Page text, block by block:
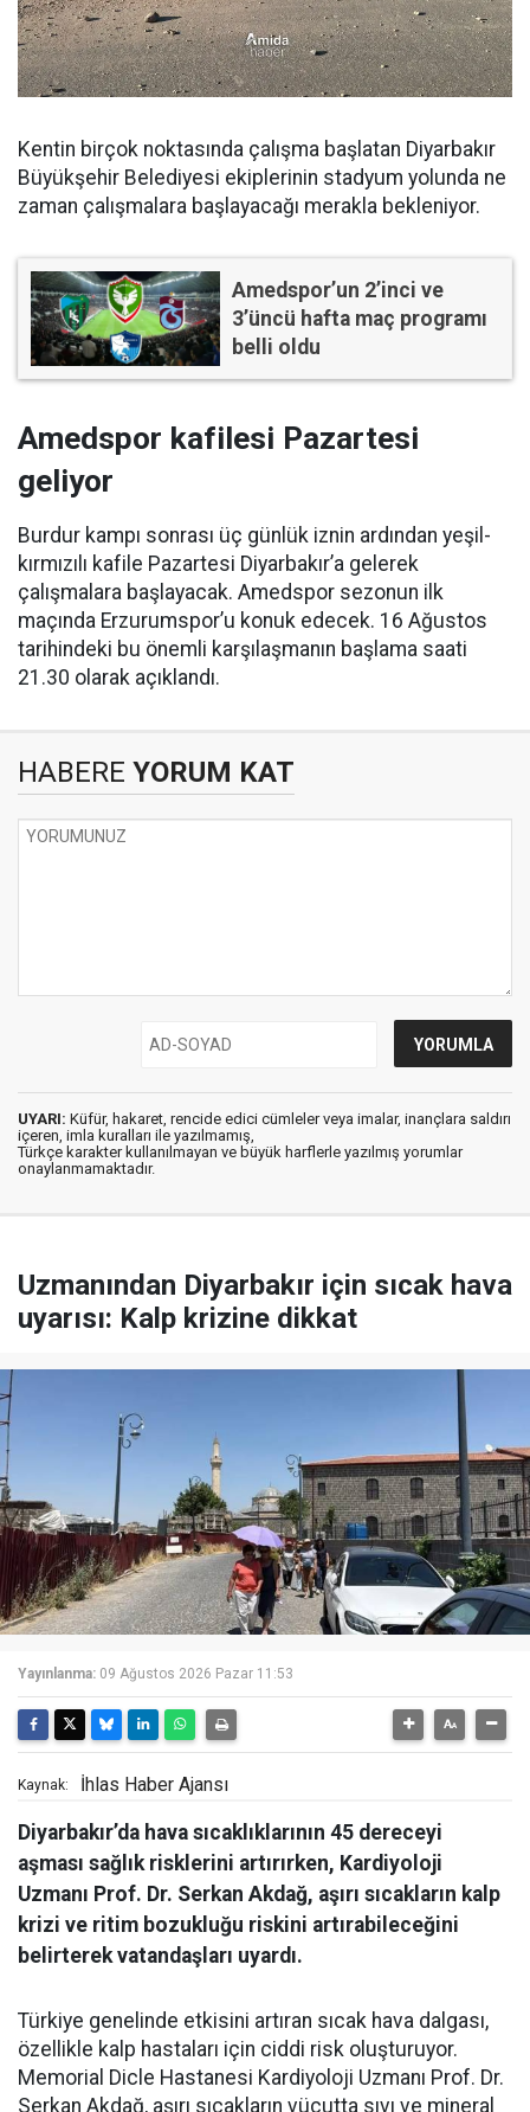
Kentin birçok noktasında çalışma başlatan Diyarbakır
Büyükşehir Belediyesi ekiplerinin stadyum yolunda ne
zaman çalışmalara başlayacağı merakla bekleniyor.
Amedspor’un 2’inci ve
3’üncü hafta maç programı
belli oldu
Amedspor kafilesi Pazartesi
geliyor
Burdur kampı sonrası üç günlük iznin ardından yeşil-
kırmızılı kafile Pazartesi Diyarbakır’a gelerek
çalışmalara başlayacak. Amedspor sezonun ilk
maçında Erzurumspor’u konuk edecek. 16 Ağustos
tarihindeki bu önemli karşılaşmanın başlama saati
21.30 olarak açıklandı.
HABERE YORUM KAT
UYARI: Küfür, hakaret, rencide edici cümleler veya imalar, inançlara saldırı
içeren, imla kuralları ile yazılmamış,
Türkçe karakter kullanılmayan ve büyük harflerle yazılmış yorumlar
onaylanmamaktadır.
Uzmanından Diyarbakır için sıcak hava
uyarısı: Kalp krizine dikkat
Yayınlanma: 09 Ağustos 2026 Pazar 11:53
Kaynak: İhlas Haber Ajansı
Diyarbakır’da hava sıcaklıklarının 45 dereceyi
aşması sağlık risklerini artırırken, Kardiyoloji
Uzmanı Prof. Dr. Serkan Akdağ, aşırı sıcakların kalp
krizi ve ritim bozukluğu riskini artırabileceğini
belirterek vatandaşları uyardı.
Türkiye genelinde etkisini artıran sıcak hava dalgası,
özellikle kalp hastaları için ciddi risk oluşturuyor.
Memorial Dicle Hastanesi Kardiyoloji Uzmanı Prof. Dr.
Serkan Akdağ, aşırı sıcakların vücutta sıvı ve mineral